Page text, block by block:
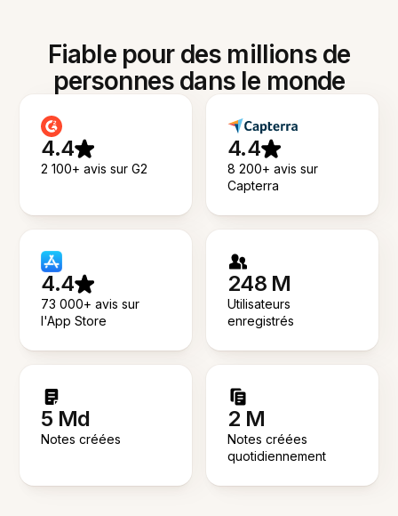
Fiable pour des millions de
personnes dans le monde
4.4
2 100+ avis sur G2
4.4
8 200+ avis sur
Capterra
4.4
73 000+ avis sur
l'App Store
248 M
Utilisateurs
enregistrés
5 Md
Notes créées
2 M
Notes créées
quotidiennement